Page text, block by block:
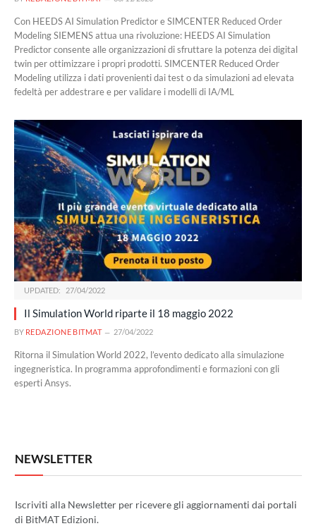
Con HEEDS AI Simulation Predictor e SIMCENTER Reduced Order
Modeling SIEMENS attua una rivoluzione: HEEDS AI Simulation
Predictor consente alle organizzazioni di sfruttare la potenza dei digital
twin per ottimizzare i propri prodotti. SIMCENTER Reduced Order
Modeling utilizza i dati provenienti dai test o da simulazioni ad elevata
fedeltà per addestrare e per validare i modelli di IA/ML
UPDATED: 27/04/2022
Il Simulation World riparte il 18 maggio 2022
BY REDAZIONE BITMAT 27/04/2022
Ritorna il Simulation World 2022, l’evento dedicato alla simulazione
ingegneristica. In programma approfondimenti e formazioni con gli
esperti Ansys.
NEWSLETTER
Iscriviti alla Newsletter per ricevere gli aggiornamenti dai portali
di BitMAT Edizioni.